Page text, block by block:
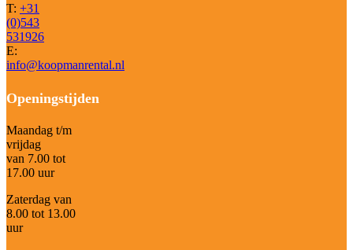
T: +31
(0)543
531926
E:
info@koopmanrental.nl
Openingstijden
Maandag t/m
vrijdag
van 7.00 tot
17.00 uur
Zaterdag van
8.00 tot 13.00
uur